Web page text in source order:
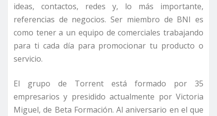
ideas, contactos, redes y, lo más importante,
referencias de negocios. Ser miembro de BNI es
como tener a un equipo de comerciales trabajando
para ti cada día para promocionar tu producto o
servicio.
El grupo de Torrent está formado por 35
empresarios y presidido actualmente por Victoria
Miguel, de Beta Formación. Al aniversario en el que